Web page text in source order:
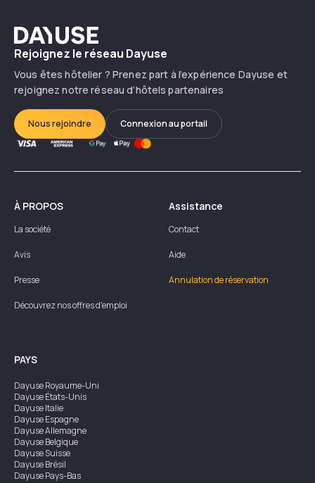
Dayuse
Rejoignez le réseau Dayuse
Vous êtes hôtelier ? Prenez part à l’expérience Dayuse et
rejoignez notre réseau d’hôtels partenaires
Nous rejoindre Connexion au portail
À PROPOS
La société
Avis
Presse
Découvrez nos offres d'emploi
Assistance
Contact
Aide
Annulation de réservation
PAYS
DayuseRoyaume-Uni
DayuseÉtats-Unis
DayuseItalie
DayuseEspagne
DayuseAllemagne
DayuseBelgique
DayuseSuisse
DayuseBrésil
DayusePays-Bas